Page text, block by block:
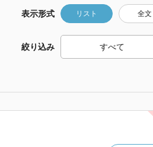
表示形式 リスト 全文
絞り込み